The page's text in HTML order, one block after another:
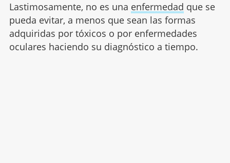
Lastimosamente, no es una enfermedad que se
pueda evitar, a menos que sean las formas
adquiridas por tóxicos o por enfermedades
oculares haciendo su diagnóstico a tiempo.